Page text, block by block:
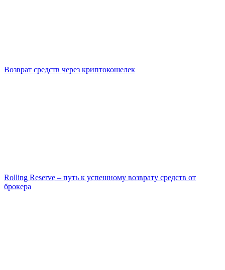
Возврат средств через криптокошелек
Rolling Reserve – путь к успешному возврату средств от
брокера